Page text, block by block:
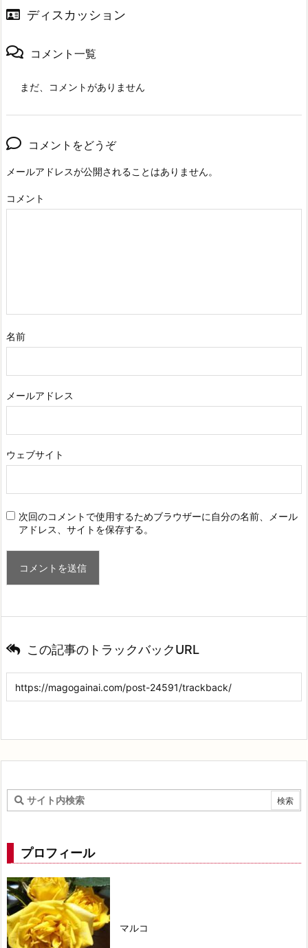
ディスカッション
コメント一覧
まだ、コメントがありません
コメントをどうぞ
メールアドレスが公開されることはありません。
コメント
名前
メールアドレス
ウェブサイト
次回のコメントで使用するためブラウザーに自分の名前、メール
アドレス、サイトを保存する。
この記事のトラックバックURL
プロフィール
マルコ